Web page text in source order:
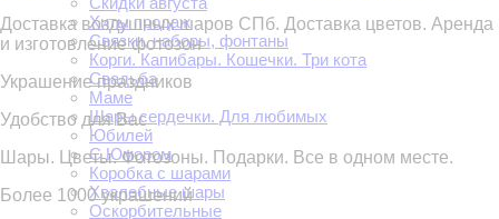
Хиты продаж
Связки, наборы, фонтаны
Корги. Капибары. Кошечки. Три кота
Свадьба
Маме
Шары сердечки. Для любимых
Юбилей
С Юмором
Коробка с шарами
Хвалебные шары
Оскорбительные
Доставка воздушных шаров СПб. Доставка цветов. Аренда
и изготовление фотозон
Украшение праздников
Удобство для Вас
Шары. Цветы. Фотозоны. Подарки. Все в одном месте.
Более 1000 украшений